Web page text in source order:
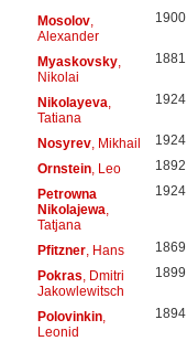
Mosolov,
Alexander
1900
Myaskovsky,
Nikolai
1881
Nikolayeva
Tatiana
1924
Nosyrev, Mikhail 1924
Ornstein, Leo 1892
Petrowna
Nikolajewa
Tatjana
1924
Pfitzner, Hans 1869
Pokras , Dmitri
Jakowlewitsch
1899
Polovinkin,
Leonid
1894